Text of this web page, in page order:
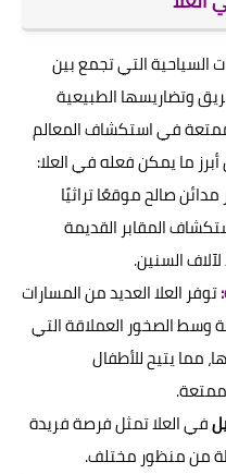
السياحية التي تجمع بين
وتضاريسها الطبيعية
ممتعة في استكشاف المعالم
ما يمكن فعله في العلا:
مدائن صالح موقعًا تراثيًا
المقابر القديمة
السنين.
توفر العلا العديد من المسارات
الصخور العملاقة التي
مما يتيح للأطفال
في العلا تمثل فرصة فريدة
من منظور مختلف.